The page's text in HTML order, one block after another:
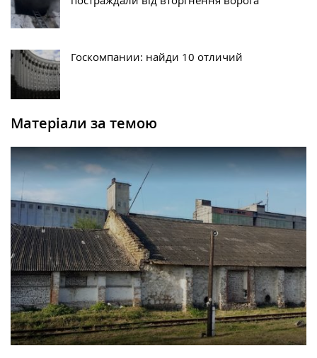
Госкомпании: найди 10 отличий
Матеріали за темою